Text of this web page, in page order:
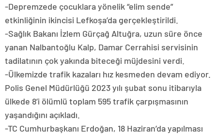
-Depremzede çocuklara yönelik “elim sende”
etkinliğinin ikincisi Lefkoşa’da gerçekleştirildi.
-Sağlık Bakanı İzlem Gürçağ Altuğra, uzun süre önce
yanan Nalbantoğlu Kalp, Damar Cerrahisi servisinin
tadilatının çok yakında biteceği müjdesini verdi.
-Ülkemizde trafik kazaları hız kesmeden devam ediyor.
Polis Genel Müdürlüğü 2023 yılı şubat sonu itibarıyla
ülkede 8’i ölümlü toplam 595 trafik çarpışmasının
yaşandığını açıkladı.
-TC Cumhurbaşkanı Erdoğan, 18 Haziran’da yapılması